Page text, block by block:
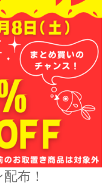
布！